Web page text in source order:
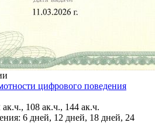
цифрового поведения
108 ак.ч., 144 ак.ч.
6 дней, 12 дней, 18 дней, 24